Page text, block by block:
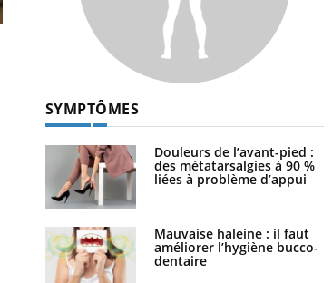
Régimes cétogènes : un risque de
cancer de l’intestin grêle
SYMPTÔMES
Douleurs de l’avant-pied :
des métatarsalgies à 90 %
liées à problème d’appui
Mauvaise haleine : il faut
améliorer l’hygiène bucco-
dentaire